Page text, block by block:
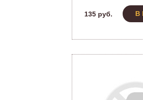
135 руб. В